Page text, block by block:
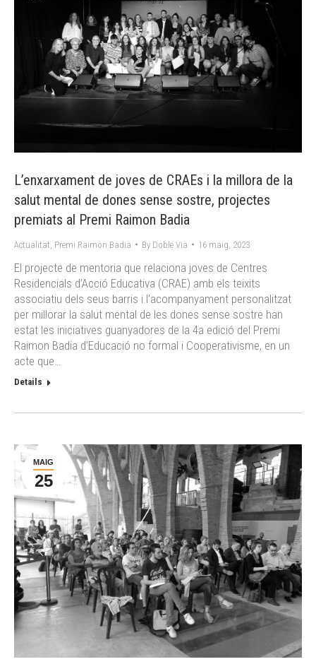
L’enxarxament de joves de CRAEs i la millora de la
salut mental de dones sense sostre, projectes
premiats al Premi Raimon Badia
Actualitat Premi Raimon Badia By Doble Via 16 maig, 2023
El projecte de mentoria que relaciona joves de Centres
Residencials d’Acció Educativa (CRAE) amb els teixits
associatiu dels seus barris i l’acompanyament personalitzat
per millorar la salut mental de les dones sense sostre han
estat les iniciatives guanyadores de la 4a edició del Premi
Raimon Badia d’Educació no formal i Cooperativisme, en un
acte que…
Details
MAIG
25